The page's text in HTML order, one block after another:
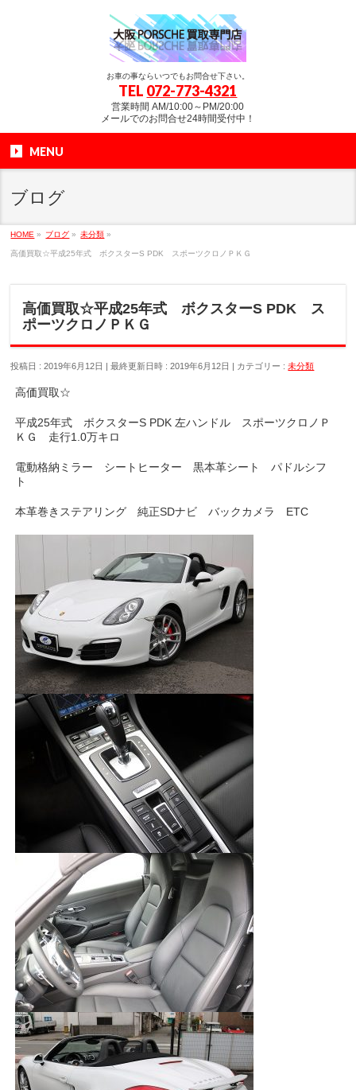
お車の事ならいつでもお問合せ下さい。
TEL 072-773-4321
営業時間 AM/10:00～PM/20:00
メールでのお問合せ24時間受付中！
MENU
ブログ
HOME » ブログ » 未分類 »
高価買取☆平成25年式 ボクスターS PDK スポーツクロノＰＫＧ
高価買取☆平成25年式 ボクスターS PDK ス
ポーツクロノＰＫＧ
投稿日 : 2019年6月12日 最終更新日時 : 2019年6月12日 カテゴリー :未分類
高価買取☆
平成25年式 ボクスターS PDK 左ハンドル スポーツクロノＰ
ＫＧ 走行1.0万キロ
電動格納ミラー シートヒーター 黒本革シート パドルシフ
ト
本革巻きステアリング 純正SDナビ バックカメラ ETC